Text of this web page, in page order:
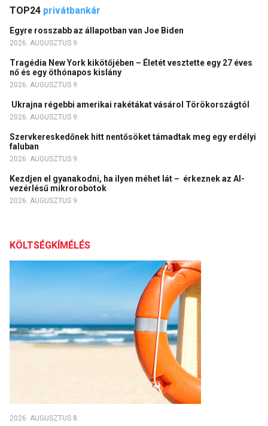
TOP24 privátbankár
Egyre rosszabb az állapotban van Joe Biden
2026. AUGUSZTUS 9.
Tragédia New York kikötőjében – Életét vesztette egy 27 éves
nő és egy öthónapos kislány
2026. AUGUSZTUS 9.
Ukrajna régebbi amerikai rakétákat vásárol Törökországtól
2026. AUGUSZTUS 9.
Szervkereskedőnek hitt nentősöket támadtak meg egy erdélyi
faluban
2026. AUGUSZTUS 9.
Kezdjen el gyanakodni, ha ilyen méhet lát – érkeznek az AI-
vezérlésű mikrorobotok
2026. AUGUSZTUS 9.
KÖLTSÉGKÍMÉLÉS
2026. AUGUSZTUS 8.